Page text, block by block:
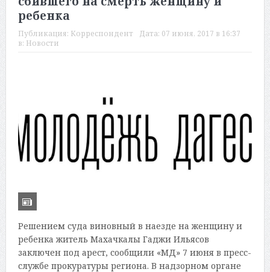
ребенка
Публикация: Корреспондент Дата: 07 июня, 2017 в 16:37
в: Новости
Решением суда виновный в наезде на женщину и
ребенка житель Махачкалы Гаджи Ильясов
заключен под арест, сообщили «МД» 7 июня в пресс-
службе прокуратуры региона. В надзорном органе